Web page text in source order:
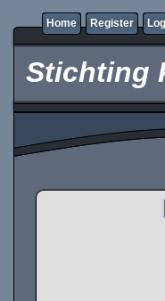
Home Register
Stichting